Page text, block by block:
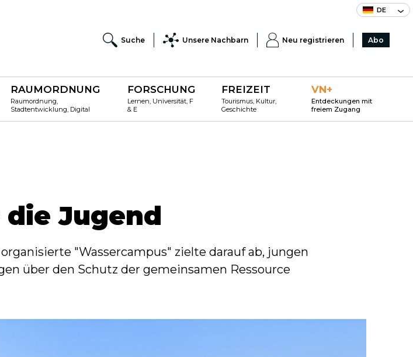
DE
Suche Unsere Nachbarn Neu registrieren Abo
RAUMORDNUNG
Raumordnung,
Stadtentwicklung, Digital
FORSCHUNG
Lernen, Universität, F
& E
FREIZEIT
Tourismus, Kultur,
Geschichte
VN+
Entdeckungen mit
freiem Zugang
die Jugend
"Wassercampus" zielte darauf ab, jungen
über den Schutz der gemeinsamen Ressource